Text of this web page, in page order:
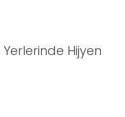
Yerlerinde Hijyen